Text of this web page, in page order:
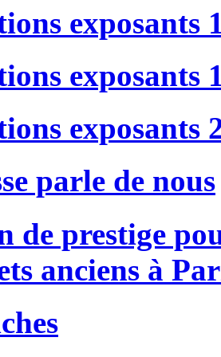
exposants
exposants
exposants
parle de nous
de prestige
anciens à